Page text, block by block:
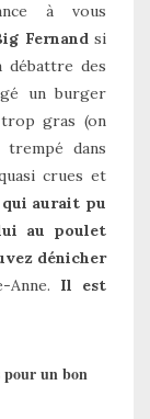
à vous
Fernandsi
des
un burger
gras (on
dans
crues et
aurait pu
au poulet
dénicher
Il est
pour un bon